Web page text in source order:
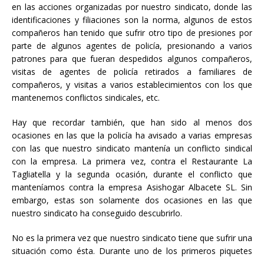
en las acciones organizadas por nuestro sindicato, donde las
identificaciones y filiaciones son la norma, algunos de estos
compañeros han tenido que sufrir otro tipo de presiones por
parte de algunos agentes de policía, presionando a varios
patrones para que fueran despedidos algunos compañeros,
visitas de agentes de policía retirados a familiares de
compañeros, y visitas a varios establecimientos con los que
mantenemos conflictos sindicales, etc.
Hay que recordar también, que han sido al menos dos
ocasiones en las que la policía ha avisado a varias empresas
con las que nuestro sindicato mantenía un conflicto sindical
con la empresa. La primera vez, contra el Restaurante La
Tagliatella y la segunda ocasión, durante el conflicto que
manteníamos contra la empresa Asishogar Albacete SL. Sin
embargo, estas son solamente dos ocasiones en las que
nuestro sindicato ha conseguido descubrirlo.
No es la primera vez que nuestro sindicato tiene que sufrir una
situación como ésta. Durante uno de los primeros piquetes